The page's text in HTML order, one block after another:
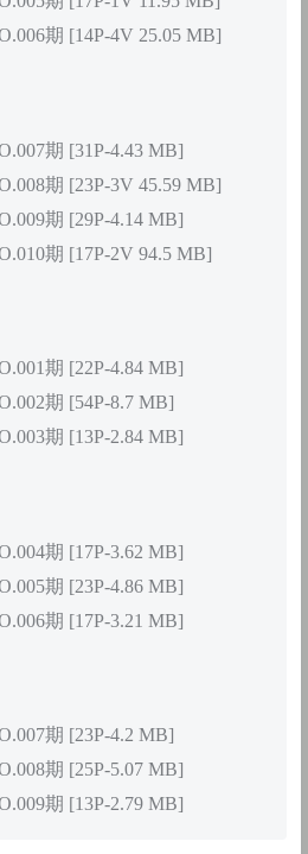
期 [14P-4V 25.05 MB]
期 [31P-4.43 MB]
期 [23P-3V 45.59 MB]
期 [29P-4.14 MB]
期 [17P-2V 94.5 MB]
期 [22P-4.84 MB]
期 [54P-8.7 MB]
期 [13P-2.84 MB]
期 [17P-3.62 MB]
期 [23P-4.86 MB]
期 [17P-3.21 MB]
期 [23P-4.2 MB]
期 [25P-5.07 MB]
期 [13P-2.79 MB]